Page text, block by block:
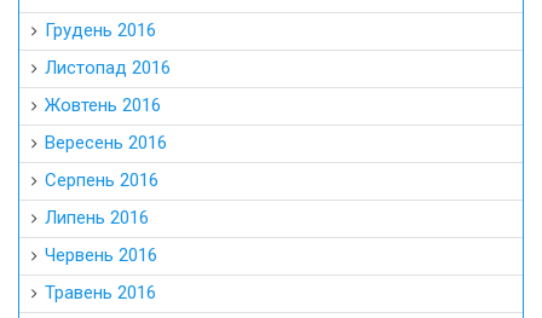
Грудень 2016
Листопад 2016
Жовтень 2016
Вересень 2016
Серпень 2016
Липень 2016
Червень 2016
Травень 2016